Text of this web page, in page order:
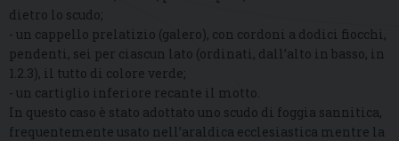
dietro lo scudo;
- un cappello prelatizio (galero), con cordoni a dodici fiocchi,
pendenti, sei per ciascun lato (ordinati, dall’alto in basso, in
1.2.3), il tutto di colore verde;
- un cartiglio inferiore recante il motto.
In questo caso è stato adottato uno scudo di foggia sannitica,
frequentemente usato nell’araldica ecclesiastica mentre la